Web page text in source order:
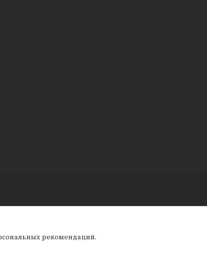
рекомендаций.